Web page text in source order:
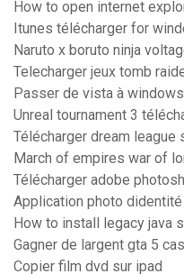
How to open internet
Itunes télécharger for
Naruto x boruto ninja
Telecharger jeux tomb
Passer de vista à
Unreal tournament 3
Télécharger dream league
March of empires war of
Télécharger adobe
Application photo
How to install legacy java
Gagner de largent gta 5
Copier film dvd sur ipad